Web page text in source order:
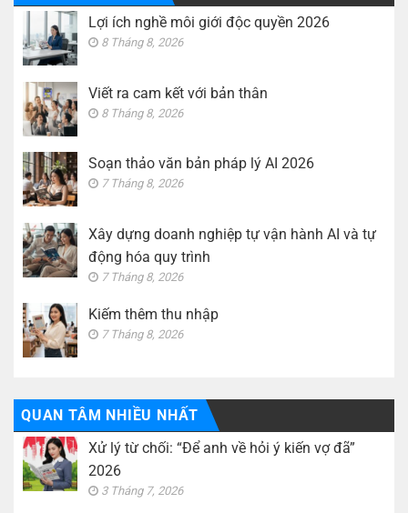
vận
hành
động
quy
trình
thu
nhậpLợi ích nghề môi giới độc quyền 2026
8 Tháng 8, 2026
Viết ra cam kết với bản thân
8 Tháng 8, 2026
Soạn thảo văn bản pháp lý AI 2026
7 Tháng 8, 2026
Xây dựng doanh nghiệp tự vận hành AI và tự
động hóa quy trình
7 Tháng 8, 2026
Kiếm thêm thu nhập
7 Tháng 8, 2026
QUAN TÂM NHIỀU NHẤT
Xử lý từ chối: “Để anh về hỏi ý kiến vợ đã”
2026
3 Tháng 7, 2026